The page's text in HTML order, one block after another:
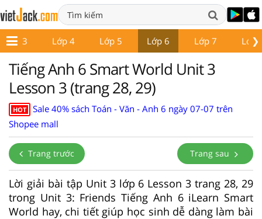
❯
Lớp 3 Lớp 4 Lớp 5 Lớp 6 Lớp 7 Lớp
Tiếng Anh 6 Smart World Unit 3
Lesson 3 (trang 28, 29)
HOT
Sale 40% sách Toán - Văn - Anh 6 ngày 07-07 trên
Shopee mall
Trang trước Trang sau
Lời giải bài tập Unit 3 lớp 6 Lesson 3 trang 28, 29
trong Unit 3: Friends Tiếng Anh 6 iLearn Smart
World hay, chi tiết giúp học sinh dễ dàng làm bài